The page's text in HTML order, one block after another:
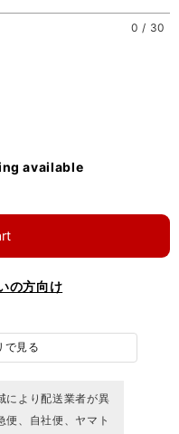
0 / 30
available
の方向け
で見る
により配送業者が異
便、自社便、ヤマト